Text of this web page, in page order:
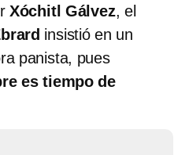
Xóchitl Gálvez, el
insistió en un
panista, pues
es tiempo de